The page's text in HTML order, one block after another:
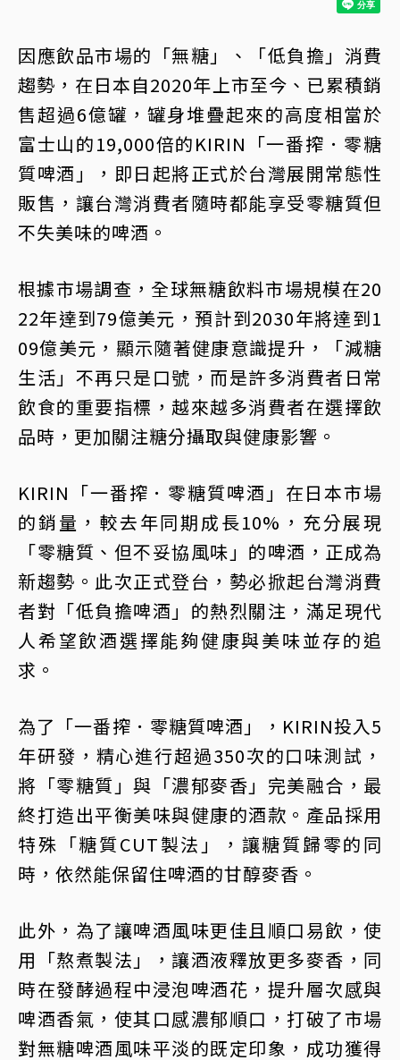
因應飲品市場的「無糖」、「低負擔」消費
趨勢，在日本自2020年上市至今、已累積銷
售超過6億罐，罐身堆疊起來的高度相當於
富士山的19,000倍的KIRIN「一番搾．零糖
質啤酒」，即日起將正式於台灣展開常態性
販售，讓台灣消費者隨時都能享受零糖質但
不失美味的啤酒。
根據市場調查，全球無糖飲料市場規模在20
22年達到79億美元，預計到2030年將達到1
09億美元，顯示隨著健康意識提升，「減糖
生活」不再只是口號，而是許多消費者日常
飲食的重要指標，越來越多消費者在選擇飲
品時，更加關注糖分攝取與健康影響。
KIRIN「一番搾．零糖質啤酒」在日本市場
的銷量，較去年同期成長10%，充分展現
「零糖質、但不妥協風味」的啤酒，正成為
新趨勢。此次正式登台，勢必掀起台灣消費
者對「低負擔啤酒」的熱烈關注，滿足現代
人希望飲酒選擇能夠健康與美味並存的追
求。
為了「一番搾．零糖質啤酒」，KIRIN投入5
年研發，精心進行超過350次的口味測試，
將「零糖質」與「濃郁麥香」完美融合，最
終打造出平衡美味與健康的酒款。產品採用
特殊「糖質CUT製法」，讓糖質歸零的同
時，依然能保留住啤酒的甘醇麥香。
此外，為了讓啤酒風味更佳且順口易飲，使
用「熬煮製法」，讓酒液釋放更多麥香，同
時在發酵過程中浸泡啤酒花，提升層次感與
啤酒香氣，使其口感濃郁順口，打破了市場
對無糖啤酒風味平淡的既定印象，成功獲得